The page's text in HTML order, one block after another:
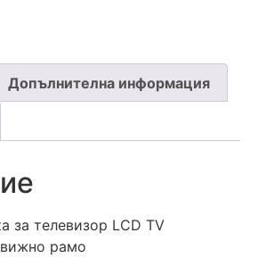
Допълнителна информация
за телевизор LCD TV
рамо